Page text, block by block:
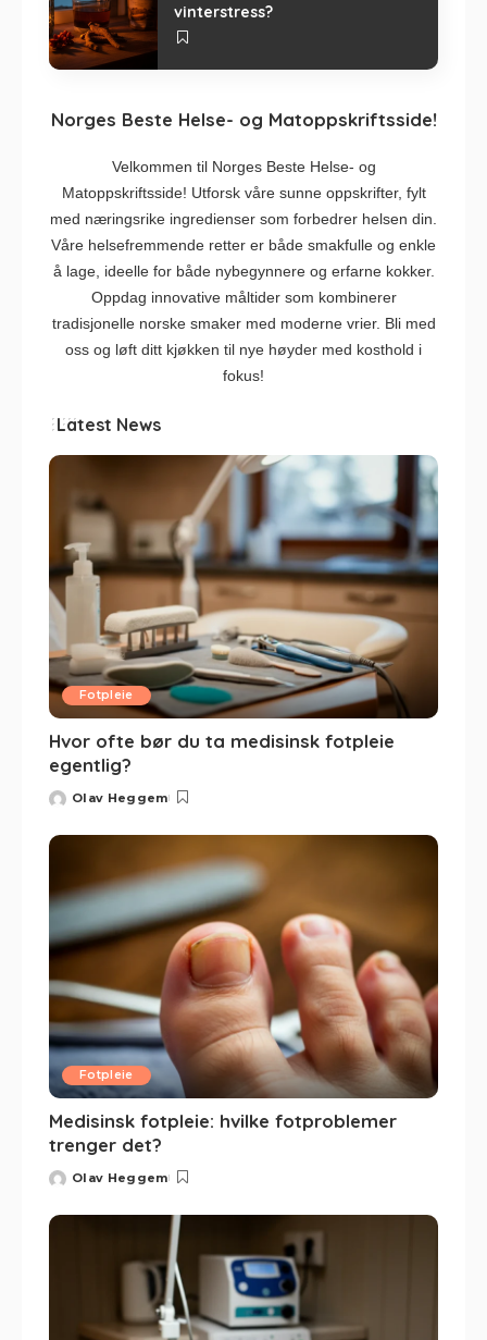
vinterstress?
Norges Beste Helse- og Matoppskriftsside!
Velkommen til Norges Beste Helse- og
Matoppskriftsside! Utforsk våre sunne oppskrifter, fylt
med næringsrike ingredienser som forbedrer helsen din.
Våre helsefremmende retter er både smakfulle og enkle
å lage, ideelle for både nybegynnere og erfarne kokker.
Oppdag innovative måltider som kombinerer
tradisjonelle norske smaker med moderne vrier. Bli med
oss og løft ditt kjøkken til nye høyder med kosthold i
fokus!
Latest News
Fotpleie
Hvor ofte bør du ta medisinsk fotpleie
egentlig?
Olav Heggem
Fotpleie
Medisinsk fotpleie: hvilke fotproblemer
trenger det?
Olav Heggem